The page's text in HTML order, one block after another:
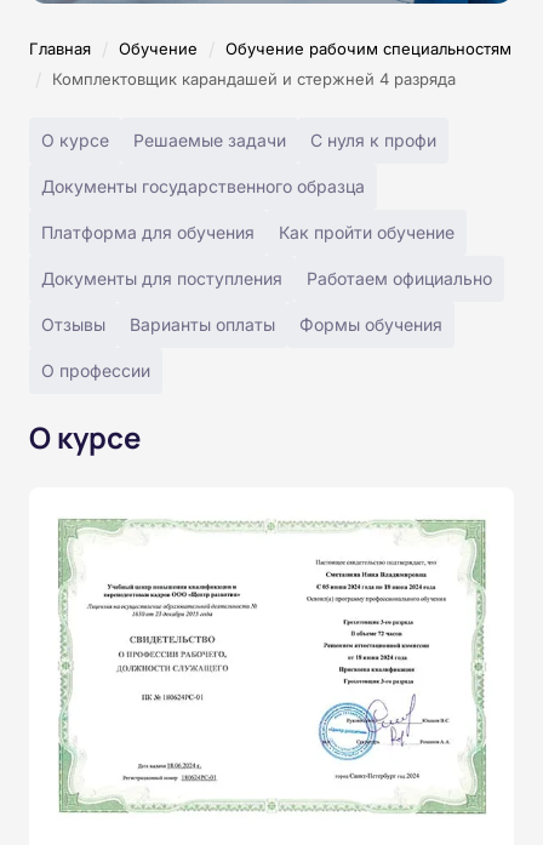
Главная / Обучение / Обучение рабочим специальностям
/ Комплектовщик карандашей и стержней 4 разряда
О курсе Решаемые задачи С нуля к профи
Документы государственного образца
Платформа для обучения Как пройти обучение
Документы для поступления Работаем официально
Отзывы Варианты оплаты Формы обучения
О профессии
О курсе